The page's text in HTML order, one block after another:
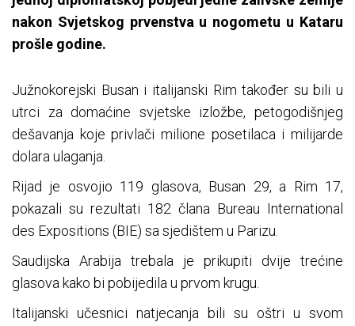
nakon Svjetskog prvenstva u nogometu u Kataru
prošle godine.
Južnokorejski Busan i italijanski Rim također su bili u
utrci za domaćine svjetske izložbe, petogodišnjeg
dešavanja koje privlači milione posetilaca i milijarde
dolara ulaganja.
Rijad je osvojio 119 glasova, Busan 29, a Rim 17,
pokazali su rezultati 182 člana Bureau International
des Expositions (BIE) sa sjedištem u Parizu.
Saudijska Arabija trebala je prikupiti dvije trećine
glasova kako bi pobijedila u prvom krugu.
Italijanski učesnici natjecanja bili su oštri u svom